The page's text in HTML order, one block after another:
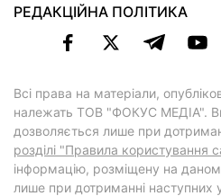
РЕДАКЦІЙНА ПОЛІТИКА
Всі права на матеріали,
належать ТОВ "ФОКУС МЕДІА".
дозволяється лише при
розділі "Правила користування
інформацію, розміщену на
лише при дотриманні наступних